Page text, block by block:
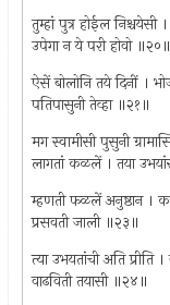
तुम्हां पुत्र होईल निश्चयेसी
उपेगा न ये परी होवो ॥२०॥
ऐसें बोलोनि तये दिनीं ।
पतिपासुनी तेव्हा ॥२१॥
मग स्वामीसी पुसुनी
लागतां कळलें । तया
म्हणती फळलें अनुष्ठान ।
प्रसवती जाली ॥२३॥
त्या उभयतांची अति प्रीति
वाढविती तयासी ॥२४॥